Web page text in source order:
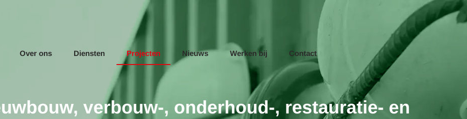
Over ons Diensten Projecten Nieuws Werken bij Contact
verbouw-, onderhoud-, restauratie- en